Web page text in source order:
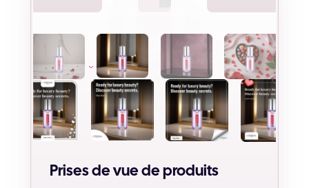
Prises de vue de produits